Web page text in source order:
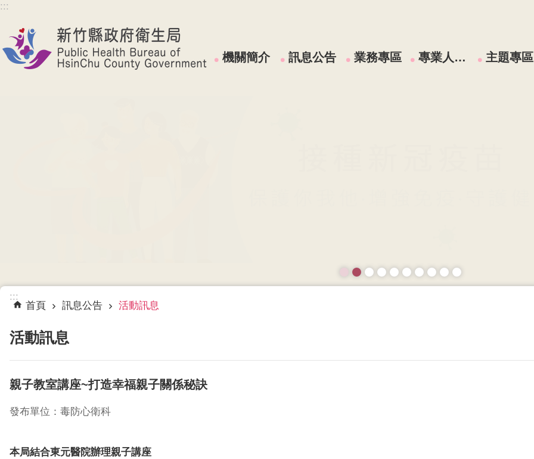
跳到主要內容區塊
:::
機關簡介 訊息公告 業務專區 專業人員區 主題專區
:::
首頁 訊息公告 活動訊息
活動訊息
親子教室講座~打造幸福親子關係秘訣
發布單位：毒防心衛科
本局結合東元醫院辦理親子講座